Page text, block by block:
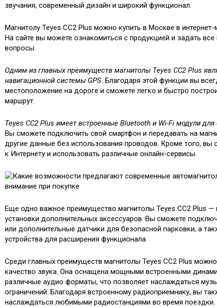
звучания, современный дизайн и широкий функционал.
Магнитолу Teyes CC2 Plus можно купить в Москве в
На сайте вы можете ознакомиться с продукцией и задать
вопросы.
Одним из главных преимуществ магнитолы Teyes CC2 Plus
навигационной системы GPS. Благодаря этой функции вы
местоположение на дороге и сможете легко и быстро
маршрут.
Teyes CC2 Plus имеет встроенные Bluetooth и Wi-Fi модули для
Вы сможете подключить свой смартфон и передавать на
другие данные без использования проводов. Кроме того, вы
к Интернету и использовать различные онлайн-сервисы.
Еще одно важное преимущество магнитолы Teyes CC2 Plus
установки дополнительных аксессуаров. Вы сможете
или дополнительные датчики для безопасной парковки, а
устройства для расширения функционала.
Среди главных преимуществ магнитолы Teyes CC2 Plus
качество звука. Она оснащена мощными встроенными
различные аудио форматы, что позволяет наслаждаться
ограничений. Благодаря встроенному радиоприемнику, вы
наслаждаться любимыми радиостанциями во время поездки.